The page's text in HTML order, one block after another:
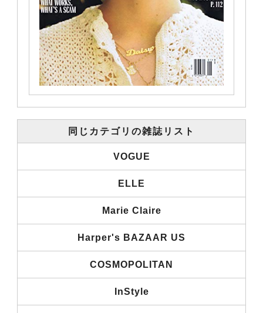
同じカテゴリの雑誌リスト
VOGUE
ELLE
Marie Claire
Harper's BAZAAR US
COSMOPOLITAN
InStyle